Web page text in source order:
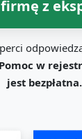
firmę z
Pomoc w
jest bezpłatna.